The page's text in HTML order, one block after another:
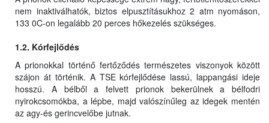
nem inaktiválhatók, biztos elpusztításukhoz 2 atm nyomáson,
133 0C-on legalább 20 perces hőkezelés szükséges.
1.2. Kórfejlődés
A prionokkal történő fertőződés természetes viszonyok között
szájon át történik. A TSE kórfejlődése lassú, lappangási ideje
hosszú. A bélből a felvett prionok bekerülnek a bélfodri
nyirokcsomókba, a lépbe, majd valószínűleg az idegek mentén
az agy-és gerincvelőbe jutnak.